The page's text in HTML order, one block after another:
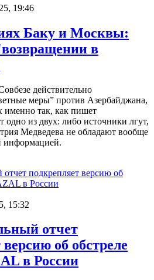
19:46
Баку и Москвы:
в
действительно
меры” против Азербайджана,
именно так, как пишет
из двух: либо источники лгут,
Медведева не обладают вообще
информацией.
15:32
отчет
об обстреле
в России